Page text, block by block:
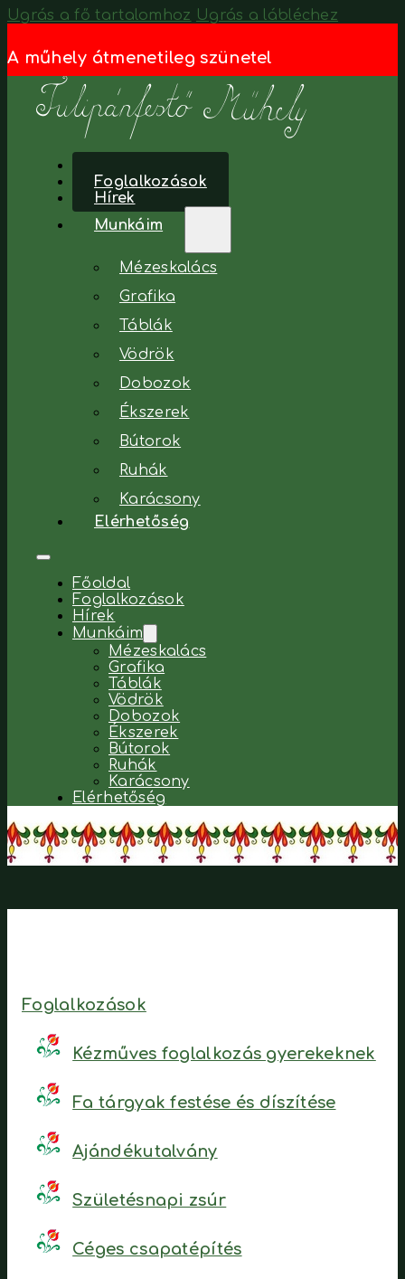
Ugrás a fő tartalomhoz Ugrás a lábléchez
A műhely átmenetileg szünetel
Foglalkozások
Hírek
Munkáim
Mézeskalács
Grafika
Táblák
Vödrök
Dobozok
Ékszerek
Bútorok
Ruhák
Karácsony
Elérhetőség
Főoldal
Foglalkozások
Hírek
Munkáim
Mézeskalács
Grafika
Táblák
Vödrök
Dobozok
Ékszerek
Bútorok
Ruhák
Karácsony
Elérhetőség
Foglalkozások
Kézműves foglalkozás gyerekeknek
Fa tárgyak festése és díszítése
Ajándékutalvány
Születésnapi zsúr
Céges csapatépítés